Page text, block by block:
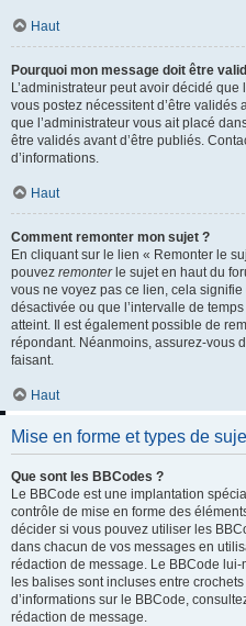
Haut
Pourquoi mon message doit être
L’administrateur peut avoir décidé
vous postez nécessitent d’être validés
que l’administrateur vous ait placé
être validés avant d’être publiés.
d’informations.
Haut
Comment remonter mon sujet ?
En cliquant sur le lien « Remonter le
pouvez remonterle sujet en haut du
vous ne voyez pas ce lien, cela
désactivée ou que l’intervalle de
atteint. Il est également possible de
répondant. Néanmoins, assurez-vous
faisant.
Haut
Mise en forme et types de
Que sont les BBCodes ?
Le BBCode est une implantation
contrôle de mise en forme des
décider si vous pouvez utiliser les
dans chacun de vos messages en
rédaction de message. Le BBCode
les balises sont incluses entre
d’informations sur le BBCode,
rédaction de message.